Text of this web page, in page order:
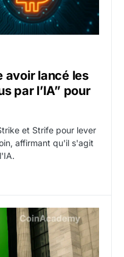
avoir lancé les
par l’IA” pour
et Strife pour lever
affirmant qu'il s'agit
et une levée